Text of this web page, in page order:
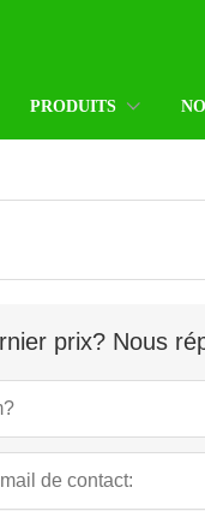
PRODUITS
prix? Nous